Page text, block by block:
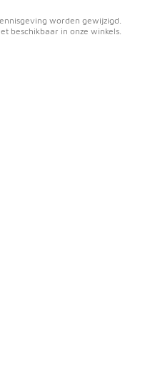
worden gewijzigd.
beschikbaar in onze winkels.